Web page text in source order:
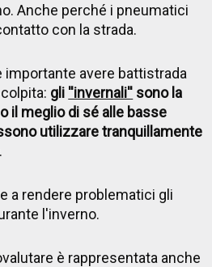
Anche perché i pneumatici
con la strada.
importante avere battistrada
gli ''invernali'' sono la
il meglio di sé alle basse
utilizzare tranquillamente
.
a rendere problematici gli
l'inverno.
è rappresentata anche